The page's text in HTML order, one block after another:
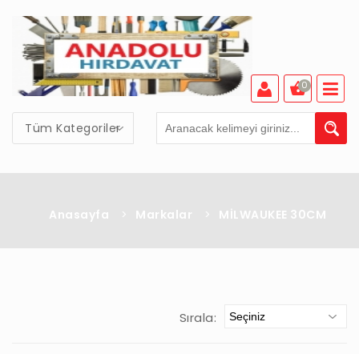
Tüm Kategoriler
0
Anasayfa > Markalar > MİLWAUKEE 30CM
Sırala: